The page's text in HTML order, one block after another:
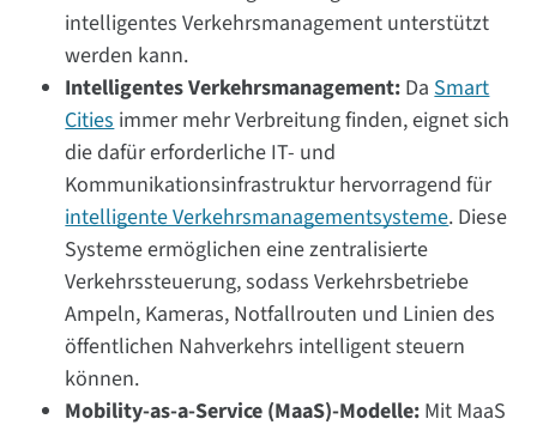
intelligentes Verkehrsmanagement unterstützt
werden kann.
Intelligentes Verkehrsmanagement: Da Smart
Cities immer mehr Verbreitung finden, eignet sich
die dafür erforderliche IT- und
Kommunikationsinfrastruktur hervorragend für
intelligente Verkehrsmanagementsysteme. Diese
Systeme ermöglichen eine zentralisierte
Verkehrssteuerung, sodass Verkehrsbetriebe
Ampeln, Kameras, Notfallrouten und Linien des
öffentlichen Nahverkehrs intelligent steuern
können.
Mobility-as-a-Service (MaaS)-Modelle: Mit MaaS